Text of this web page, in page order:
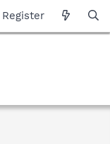
Register